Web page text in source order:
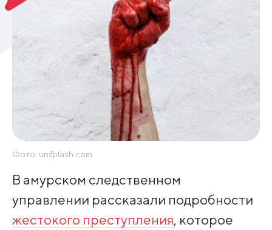
Фото: unsplash.com
В амурском следственном
управлении рассказали подробности
жестокого преступления, которое